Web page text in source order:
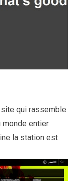
site qui rassemble
entier.
la station est